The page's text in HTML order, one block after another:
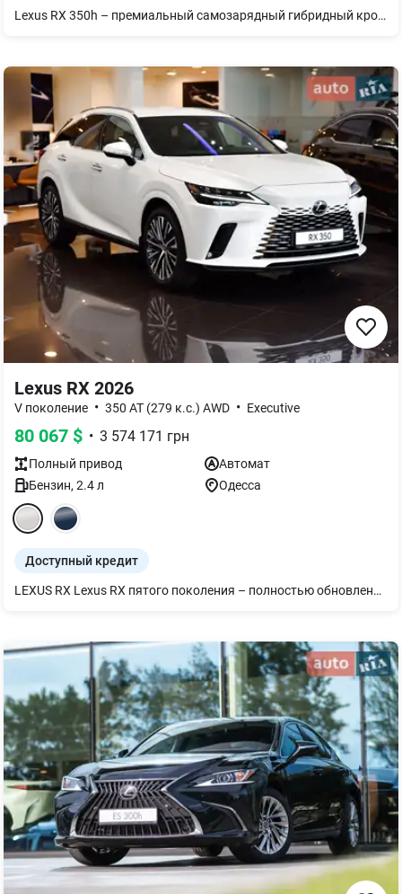
Lexus RX 350h – премиальный самозарядный гибридный кроссовер, сочетающий динамику, экономичность и безупречный комфорт. Силовая установка на базе 2,5-литрового бензинового двигателя и электромотора с суммарной мощностью 250 л. обеспечивает разгон 0–100 км/ч за 7,9 с, в то же время расход топлива составляет всего 6,3–6,6 л/100 км. Благодаря гибридной самозарядной системе аккумулятор автоматически пополняет заряд во время движения и торможения, поэтому подзарядка от сети не требуется. Комплекс Lexus Safety System+ 3.0 включает в себя адаптивный круиз-контроль, усовершенствованную систему предотвращения столкновений, контроль полосы движения и мониторинг состояния водителя, обеспечивая максимальную уверенность за рулем. RX 350h – это современные технологии, изящный дизайн и премиальный уровень комфорта для каждой поездки. Свяжитесь с официальным дилерским центром Лексус Киев Запад, чтобы узнать больше и записаться на тест-драйв.
Lexus RX 2026
V поколение • 350 AT (279 к.с.) AWD • Executive
80 067 $ • 3 574 171 грн
Полный привод
Автомат
Бензин, 2.4л Одесса
Доступный кредит
LEXUS RX Lexus RX пятого поколения – полностью обновленная модель, открывающая новый важный раздел в эволюции культового кроссовера. ОБНОВЛЕННЫЙ ХАРАКТЕР УПРАВЛЕНИЯ Чтобы обеспечить более точные реакции на действия водителя, RX претерпел многие изменения: был снижен центр тяжести, изменены инерционные показатели, характеристики двигателя и трансмиссии, а также уменьшен вес. Модель построена на платформе GA-K, задняя часть которой была полностью переосмыслена для еще более точной настройки подвески. Это значительно улучшает характеристики и комфорт модели, а также делает ее бесшумнее. Ждем Вас в нашем дилерском центре.